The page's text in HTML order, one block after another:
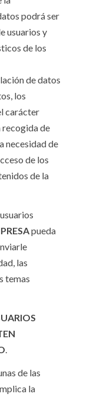
podrá ser
usuarios y
de los
de datos
los
carácter
de
necesidad de
de los
de la
pueda
las
temas
.
de las
la